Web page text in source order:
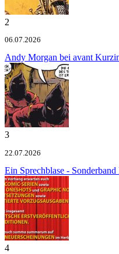
2
06.07.2026
Andy Morgan bei avant
3
22.07.2026
Ein Sprechblase - Sonderband
4